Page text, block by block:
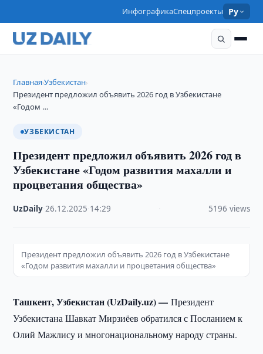
ИнфографикаСпецпроекты Ру
Главная›Узбекистан›
Президент предложил объявить 2026 год в Узбекистане
«Годом …
УЗБЕКИСТАН
Президент предложил объявить 2026 год в
Узбекистане «Годом развития махалли и
процветания общества»
UzDaily ·26.12.2025 14:29 5196 views
Президент предложил объявить 2026 год в Узбекистане
«Годом развития махалли и процветания общества»
Ташкент, Узбекистан (UzDaily.uz) —Президент
Узбекистана Шавкат Мирзиёев обратился с Посланием к
Олий Мажлису и многонациональному народу страны.